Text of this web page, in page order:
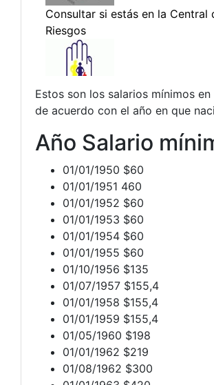
Estos son los salarios mínimos
de acuerdo con el año en que
Año Salario
01/01/1950 $60
01/01/1951 460
01/01/1952 $60
01/01/1953 $60
01/01/1954 $60
01/01/1955 $60
01/10/1956 $135
01/07/1957 $155,4
01/01/1958 $155,4
01/01/1959 $155,4
01/05/1960 $198
01/01/1962 $219
01/08/1962 $300